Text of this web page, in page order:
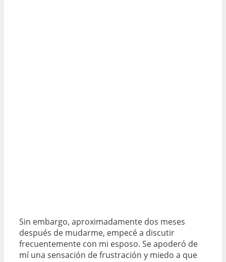
Sin embargo, aproximadamente dos meses
después de mudarme, empecé a discutir
frecuentemente con mi esposo. Se apoderó de
mí una sensación de frustración y miedo a que